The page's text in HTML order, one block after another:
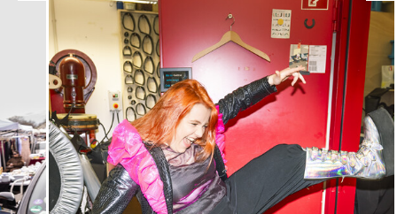
Audiodeskription
Karten
Sa, 12.12. / 18:00 –
20:00